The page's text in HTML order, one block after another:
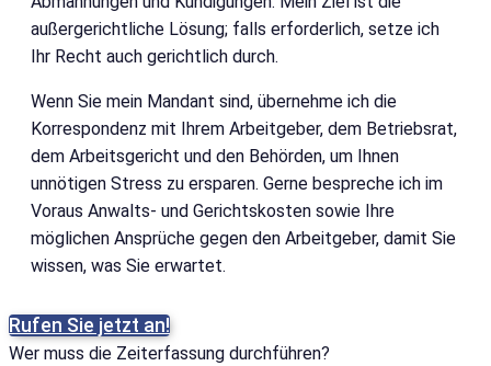
außergerichtliche Lösung; falls erforderlich, setze ich
Ihr Recht auch gerichtlich durch.
Wenn Sie mein Mandant sind, übernehme ich die
Korrespondenz mit Ihrem Arbeitgeber, dem Betriebsrat,
dem Arbeitsgericht und den Behörden, um Ihnen
unnötigen Stress zu ersparen. Gerne bespreche ich im
Voraus Anwalts- und Gerichtskosten sowie Ihre
möglichen Ansprüche gegen den Arbeitgeber, damit Sie
wissen, was Sie erwartet.
Rufen Sie jetzt an!
Wer muss die Zeiterfassung durchführen?